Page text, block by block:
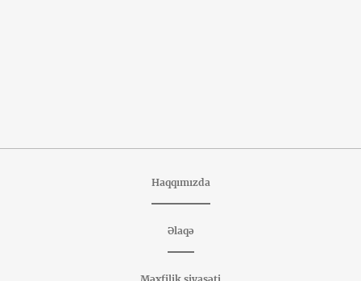
Haqqımızda
Əlaqə